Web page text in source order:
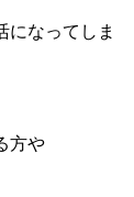
になってしま
方や